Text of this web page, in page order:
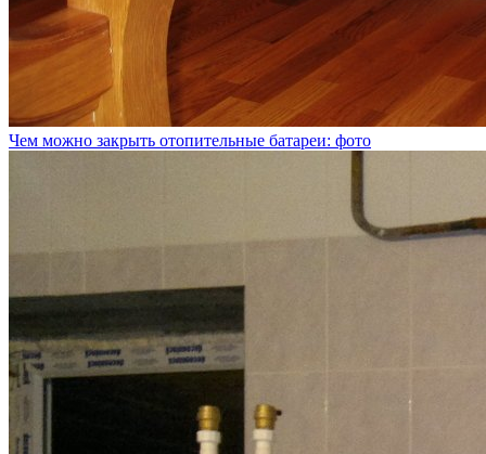
Чем можно закрыть отопительные батареи: фото